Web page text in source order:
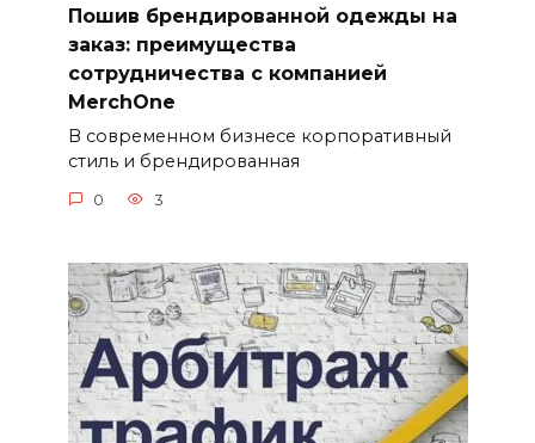
Пошив брендированной одежды на
заказ: преимущества
сотрудничества с компанией
MerchOne
В современном бизнесе корпоративный
стиль и брендированная
0 3